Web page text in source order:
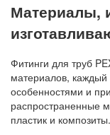
Материалы,
Фитинги для труб
материалов, каждый
особенностями и
распространенные
пластик и композиты.